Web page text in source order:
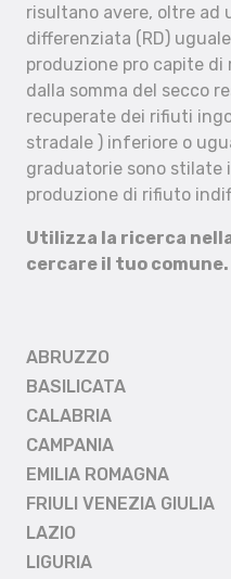
risultano avere, oltre ad
differenziata (RD)
produzione pro capite
dalla somma del secco
recuperate dei rifiuti
stradale ) inferiore o
graduatorie sono stilate
produzione di rifiuto
Utilizza la ricerca
cercare il tuo comune.
ABRUZZO
BASILICATA
CALABRIA
CAMPANIA
EMILIA ROMAGNA
FRIULI VENEZIA GIULIA
LAZIO
LIGURIA